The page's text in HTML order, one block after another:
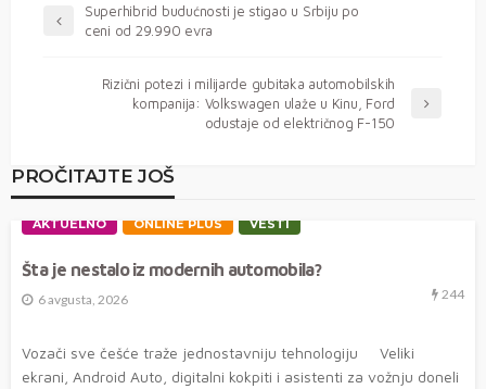
Superhibrid budućnosti je stigao u Srbiju po
ceni od 29.990 evra
Rizični potezi i milijarde gubitaka automobilskih
kompanija: Volkswagen ulaže u Kinu, Ford
odustaje od električnog F-150
PROČITAJTE JOŠ
AKTUELNO ONLINE PLUS VESTI
Šta je nestalo iz modernih automobila?
6 avgusta, 2026 244
Vozači sve češće traže jednostavniju tehnologiju Veliki
ekrani, Android Auto, digitalni kokpiti i asistenti za vožnju doneli